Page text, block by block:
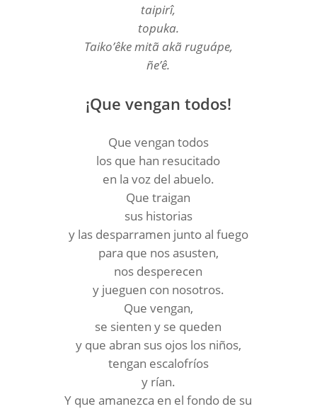
taipirî,
topuka.
Taiko’êke mitã akã ruguápe,
ñe’ê.
¡Que vengan todos!
Que vengan todos
los que han resucitado
en la voz del abuelo.
Que traigan
sus historias
y las desparramen junto al fuego
para que nos asusten,
nos desperecen
y jueguen con nosotros.
Que vengan,
se sienten y se queden
y que abran sus ojos los niños,
tengan escalofríos
y rían.
Y que amanezca en el fondo de su